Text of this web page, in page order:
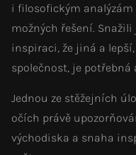
i filosofickým
možných řešení.
inspiraci, že jiná a
společnost, je potřebná
Jednou ze stěžejních
očích právě
východiska a snaha